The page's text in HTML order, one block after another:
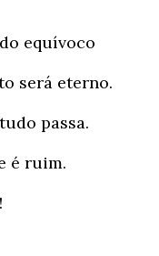
equívoco
será eterno.
passa.
é ruim.